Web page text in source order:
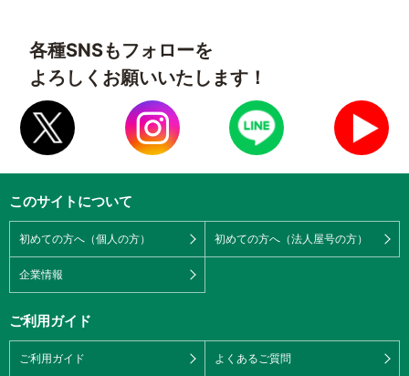
各種SNSもフォローを
よろしくお願いいたします！
このサイトについて
初めての方へ（個人の方） 初めての方へ（法人屋号の方）
企業情報
ご利用ガイド
ご利用ガイド よくあるご質問